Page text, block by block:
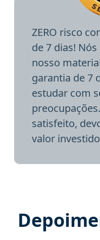
ZERO risco
de 7 dias!
nosso
garantia de 7
estudar com
satisfeito,
valor